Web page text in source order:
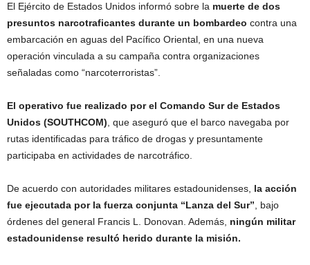
El Ejército de Estados Unidos informó sobre la muerte de dos
presuntos narcotraficantes durante un bombardeo contra una
embarcación en aguas del Pacífico Oriental, en una nueva
operación vinculada a su campaña contra organizaciones
señaladas como “narcoterroristas”.
El operativo fue realizado por el Comando Sur de Estados
Unidos (SOUTHCOM) , que aseguró que el barco navegaba por
rutas identificadas para tráfico de drogas y presuntamente
participaba en actividades de narcotráfico.
De acuerdo con autoridades militares estadounidenses, la acción
fue ejecutada por la fuerza conjunta “Lanza del Sur” , bajo
órdenes del general Francis L. Donovan. Además, ningún militar
estadounidense resultó herido durante la misión.